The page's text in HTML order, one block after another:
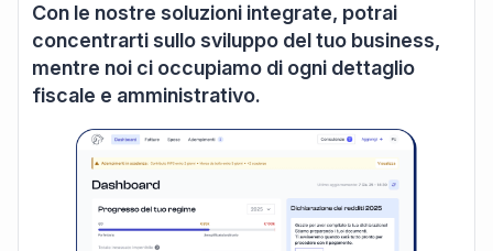
Con le nostre soluzioni integrate, potrai
concentrarti sullo sviluppo del tuo business,
mentre noi ci occupiamo di ogni dettaglio
fiscale e amministrativo.